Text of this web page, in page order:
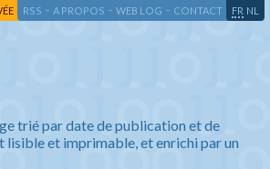
RSS - A PROPOS - WEB LOG - CONTACT FR NL
trié par date de publication et de
et imprimable, et enrichi par un